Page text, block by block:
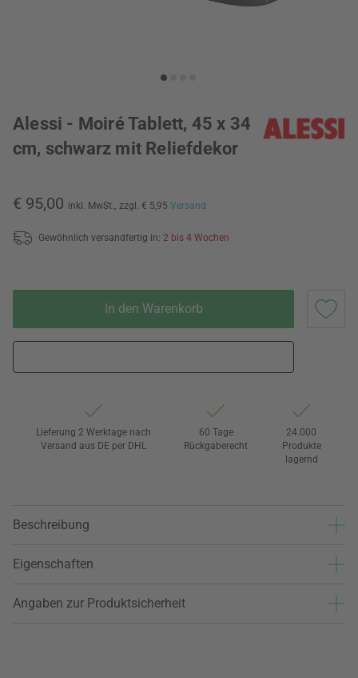
Alessi - Moiré Tablett, 45 x 34
cm, schwarz mit Reliefdekor
€ 95,00 inkl. MwSt., zzgl. € 5,95 Versand
Gewöhnlich versandfertig in: 2 bis 4 Wochen
In den Warenkorb
Lieferung 2 Werktage nach
Versand aus DE per DHL
60 Tage
Rückgaberecht
24.000
Produkte
lagernd
Beschreibung
Eigenschaften
Angaben zur Produktsicherheit